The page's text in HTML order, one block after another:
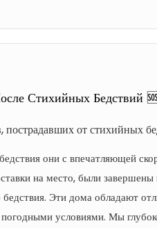
Стихийных Бедствий
от стихийных
они с впечатляющей
на место, были
Эти дома обладают
условиями. Мы